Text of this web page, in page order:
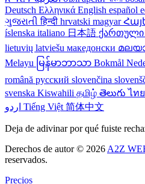
Deutsch Ελληνικά English español
ગુજરાતીहिन्दी hrvatski magyar
íslenska italiano 日本語 ქართული
lietuvių latviešu македонски
Melayu မြန်မာဘာသာ Bokmål
română русский slovenčina
svenska Kiswahili தமிழ் తెలుగుไทย
Tiếng Việt 简体中文
Deja de adivinar por qué fuiste
Derechos de autor © 2026 A2Z
reservados.
Precios